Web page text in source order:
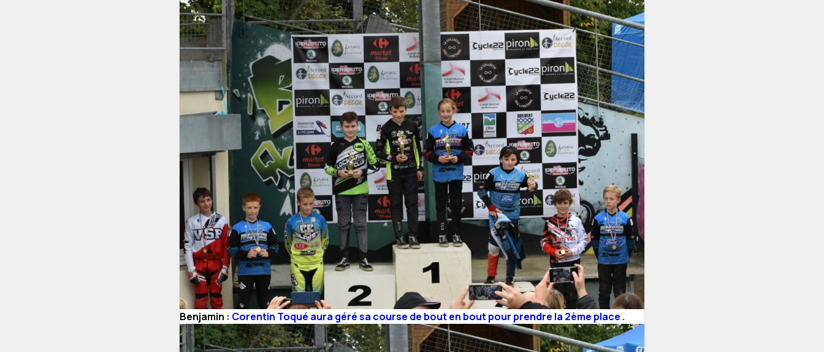
Benjamin : Corentin Toqué aura géré sa course de bout en bout pour prendre la 2ème place .